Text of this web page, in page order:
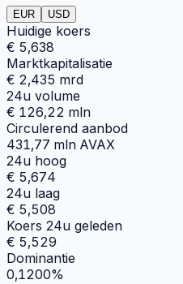
EUR USD
Huidige koers
€ 5,638
Marktkapitalisatie
€ 2,435 mrd
24u volume
€ 126,22 mln
Circulerend aanbod
431,77 mln AVAX
24u hoog
€ 5,674
24u laag
€ 5,508
Koers 24u geleden
€ 5,529
Dominantie
0,1200%